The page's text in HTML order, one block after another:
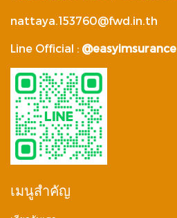
nattaya.153760@fwd.in.th
Line Official : @easyimsurance
เมนูสำคัญ